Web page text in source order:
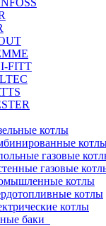
FITT
котлы
газовые
газовые
котлы
котлы
котлы
баки